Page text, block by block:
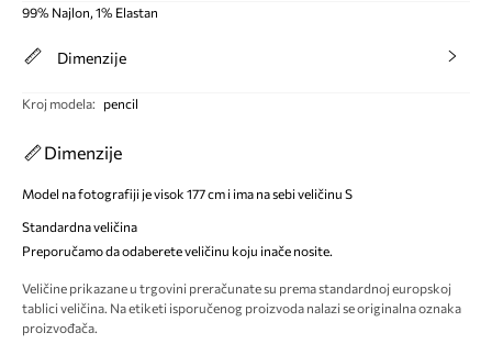
99% Najlon, 1% Elastan
Dimenzije
Kroj modela: pencil
Dimenzije
Model na fotografiji je visok 177 cm i ima na sebi veličinu S
Standardna veličina
Preporučamo da odaberete veličinu koju inače nosite.
Veličine prikazane u trgovini preračunate su prema standardnoj europskoj
tablici veličina. Na etiketi isporučenog proizvoda nalazi se originalna oznaka
proizvođača.